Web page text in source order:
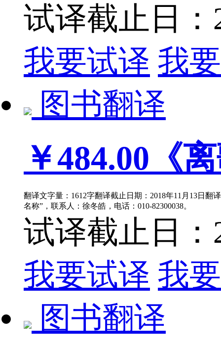
试译截止日：
我要试译 我
图书翻译
￥484.00 《
翻译文字量：1612字翻译截止日期：2018年11月13日翻
名称”，联系人：徐冬皓，电话：010-82300038。
试译截止日：
我要试译 我
图书翻译